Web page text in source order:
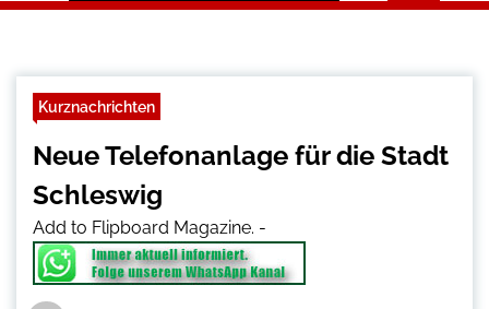
Kurznachrichten
Neue Telefonanlage für die Stadt
Schleswig
Add to Flipboard Magazine. -